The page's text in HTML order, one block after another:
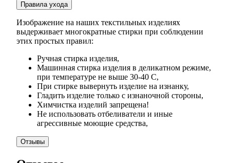
Правила ухода
Изображение на наших текстильных изделиях
выдерживает многократные стирки при соблюдении
этих простых правил:
Ручная стирка изделия,
Машинная стирка изделия в деликатном режиме,
при температуре не выше 30-40 С,
При стирке вывернуть изделие на изнанку,
Гладить изделие только с изнаночной стороны,
Химчистка изделий запрещена!
Не использовать отбеливатели и иные
агрессивные моющие средства,
Отзывы